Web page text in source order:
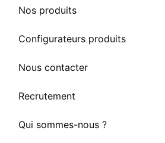
Nos produits
Configurateurs produits
Nous contacter
Recrutement
Qui sommes-nous ?